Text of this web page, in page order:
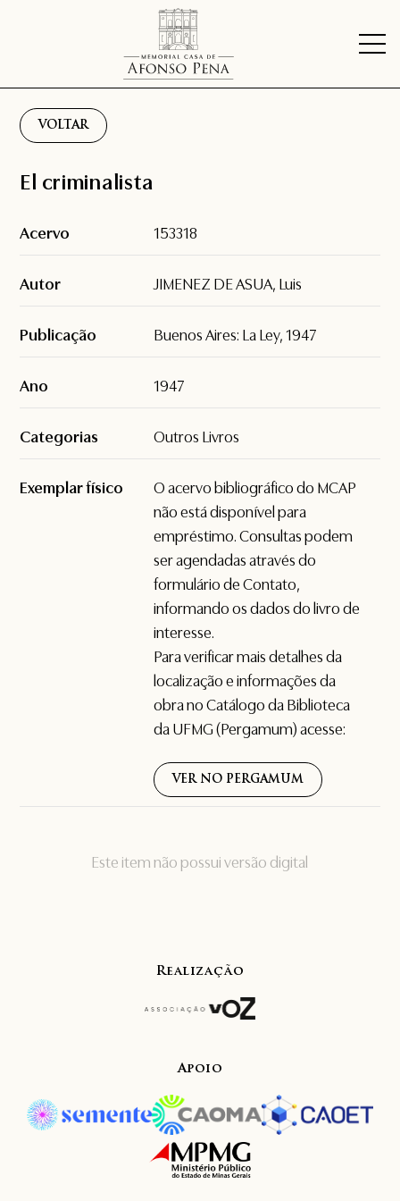
VOLTAR
Este item não possui versão digital
El criminalista
Acervo 153318
Autor JIMENEZ DE ASUA, Luis
Publicação Buenos Aires: La Ley, 1947
Ano 1947
Categorias Outros Livros
Exemplar físico
O acervo bibliográfico do MCAP
não está disponível para
empréstimo. Consultas podem
ser agendadas através do
formulário deContato,
informando os dados do livro de
interesse.
Para verificar mais detalhes da
localização e informações da
obra no Catálogo da Biblioteca
da UFMG (Pergamum) acesse:
VER NO PERGAMUM
Realização
Apoio